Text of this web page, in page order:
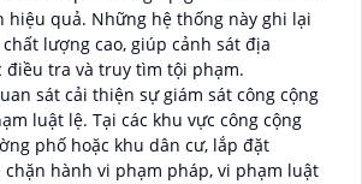
hiệu quả. Những hệ thống này ghi lại
lượng cao, giúp cảnh sát địa
điều tra và truy tìm tội phạm.
sát cải thiện sự giám sát công cộng
luật lệ. Tại các khu vực công cộng
phố hoặc khu dân cư, lắp đặt
hành vi phạm pháp, vi phạm luật